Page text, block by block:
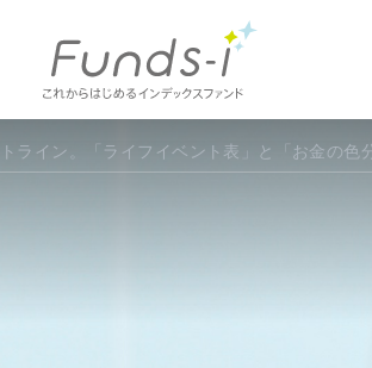
Funds
イン。「ライフイベント表」と「お金の色